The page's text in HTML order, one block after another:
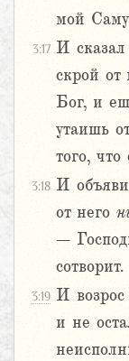
мой
3:17 И
скрой от
Бог, и
утаишь
того, что
3:18 И
от него
–
сотворит.
3:19 И
и не